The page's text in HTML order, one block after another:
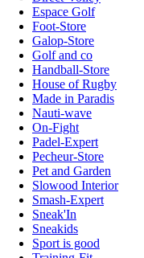
Espace Golf
Foot-Store
Galop-Store
Golf and co
Handball-Store
House of Rugby
Made in Paradis
Nauti-wave
On-Fight
Padel-Expert
Pecheur-Store
Pet and Garden
Slowood Interior
Smash-Expert
Sneak'In
Sneakids
Sport is good